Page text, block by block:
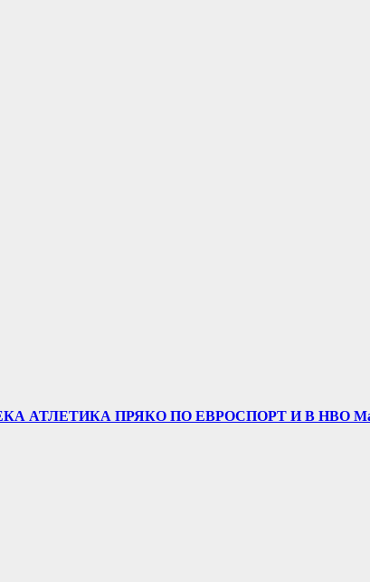
АТЛЕТИКА ПРЯКО ПО ЕВРОСПОРТ И В НВО